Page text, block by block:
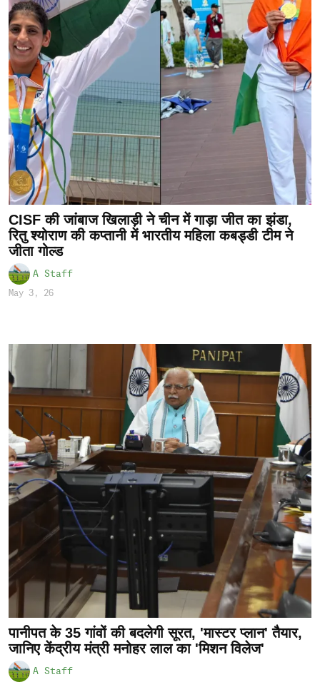
CISF की जांबाज खिलाड़ी ने चीन में गाड़ा जीत का झंडा,
रितु श्योराण की कप्तानी में भारतीय महिला कबड्डी टीम ने
जीता गोल्ड
A Staff
May 3, 26
पानीपत के 35 गांवों की बदलेगी सूरत, 'मास्टर प्लान' तैयार,
जानिए केंद्रीय मंत्री मनोहर लाल का 'मिशन विलेज'
A Staff